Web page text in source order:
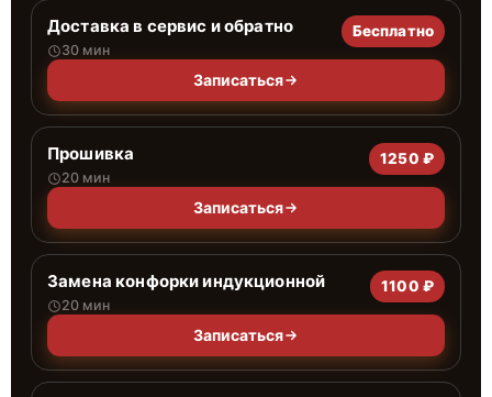
Доставка в сервис и обратно
30 мин
Бесплатно
Записаться
Прошивка
20 мин
1250 ₽
Записаться
Замена конфорки индукционной
20 мин
1100 ₽
Записаться